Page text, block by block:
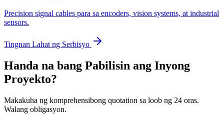
Precision signal cables para sa encoders, vision systems, at industrial
sensors.
Tingnan Lahat ng Serbisyo
Handa na bang Pabilisin ang Inyong
Proyekto?
Makakuha ng komprehensibong quotation sa loob ng 24 oras.
Walang obligasyon.